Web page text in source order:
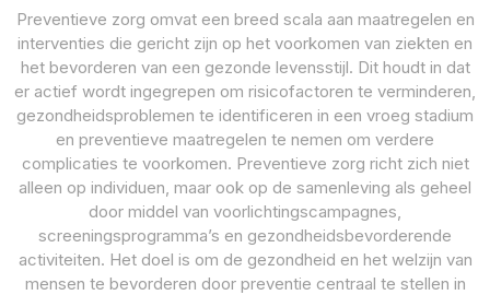
Preventieve zorg omvat een breed scala aan maatregelen en
interventies die gericht zijn op het voorkomen van ziekten en
het bevorderen van een gezonde levensstijl. Dit houdt in dat
er actief wordt ingegrepen om risicofactoren te verminderen,
gezondheidsproblemen te identificeren in een vroeg stadium
en preventieve maatregelen te nemen om verdere
complicaties te voorkomen. Preventieve zorg richt zich niet
alleen op individuen, maar ook op de samenleving als geheel
door middel van voorlichtingscampagnes,
screeningsprogramma’s en gezondheidsbevorderende
activiteiten. Het doel is om de gezondheid en het welzijn van
mensen te bevorderen door preventie centraal te stellen in